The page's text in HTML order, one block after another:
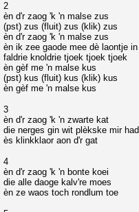
2
èn d'r zaog 'k 'n malse zus
(pst) zus (fluit) zus (klik) zus
èn d'r zaog 'k 'n malse zus
èn ik zee gaode mee dè laontje in
faldrie knoldrie tjoek tjoek tjoek
èn gèf me 'n malse kus
(pst) kus (fluit) kus (klik) kus
èn gèf me 'n malse kus
3
èn d'r zaog 'k 'n zwarte kat
die nerges gin wit plèkske mir had
ès klinkklaor aon d'r gat
4
èn d'r zaog 'k 'n bonte koei
die alle daoge kalv're moes
èn ze waos toch rondlum toe